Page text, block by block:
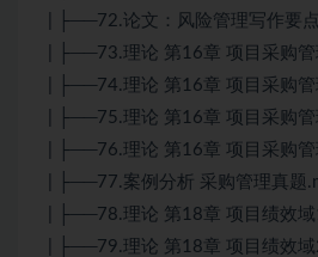
| ├──72.论文：风险管理写作要
| ├──73.理论 第16章 项目采购
| ├──74.理论 第16章 项目采购
| ├──75.理论 第16章 项目采购
| ├──76.理论 第16章 项目采购
| ├──77.案例分析 采购管理真题
| ├──78.理论 第18章 项目绩效
| ├──79.理论 第18章 项目绩效